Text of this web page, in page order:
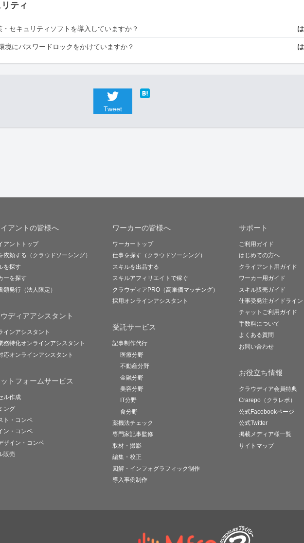
ティ
・セキュリティソフトを導入していますか？
境にパスワードロックをかけていますか？
Tweet
アントの皆様へ
アントトップ
依頼する（クラウドソーシング）
を探す
ーを探す
類発行（法人限定）
ディアアシスタント
インアシスタント
務特化オンラインアシスタント
応オンラインアシスタント
トフォームサービス
ル作成
ング
ト・コンペ
ン・コンペ
ザイン・コンペ
販売
ワーカーの皆様へ
ワーカートップ
仕事を探す（クラウドソーシング）
スキルを出品する
スキルアフィリエイトで稼ぐ
クラウディアPRO（高単価マッチング）
採用オンラインアシスタント
受託サービス
記事制作代行
医療分野
不動産分野
金融分野
美容分野
IT分野
食分野
薬機法チェック
専門家記事監修
取材・撮影
編集・校正
図解・インフォグラフィック制作
導入事例制作
サポート
ご利用ガイド
はじめての方へ
クライアント用ガイド
ワーカー用ガイド
スキル販売ガイド
仕事受発注ガイドライン
チャットご利用ガイド
手数料について
よくある質問
お問い合わせ
お役立ち情報
クラウディア会員特典
Crarepo（クラレポ）
公式Facebookページ
公式Twitter
掲載メディア様一覧
サイトマップ